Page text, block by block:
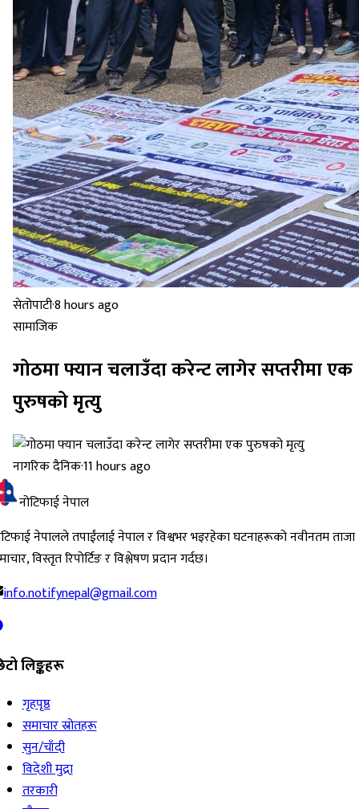
सेतोपाटी·8 hours ago
सामाजिक
गोठमा फ्यान चलाउँदा करेन्ट लागेर सप्तरीमा एक
पुरुषको मृत्यु
नागरिक दैनिक·11 hours ago
नोटिफाई नेपाल
नेपालले तपाईंलाई नेपाल र विश्वभर भइरहेका घटनाहरूको नवीनतम ताजा
विस्तृत रिपोर्टिङ र विश्लेषण प्रदान गर्दछ।
info.notifynepal@gmail.com
लिङ्कहरू
गृहपृष्ठ
समाचार स्रोतहरू
सुन/चाँदी
विदेशी मुद्रा
तरकारी